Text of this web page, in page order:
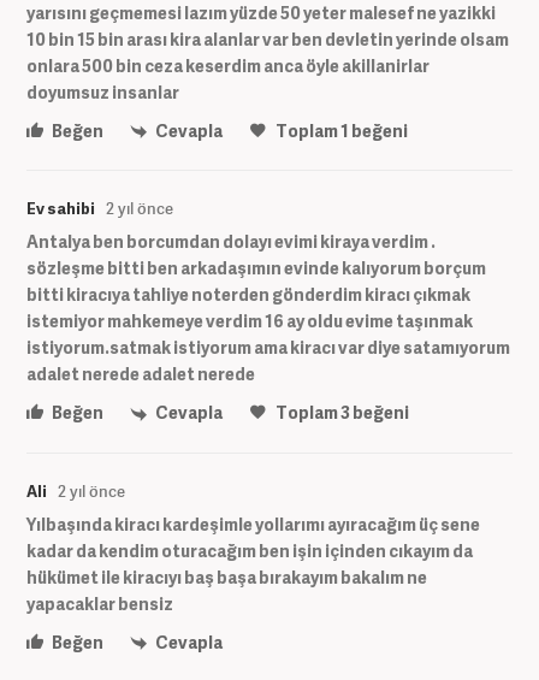
yarısını geçmemesi lazım yüzde 50 yeter malesef ne yazikki
10 bin 15 bin arası kira alanlar var ben devletin yerinde olsam
onlara 500 bin ceza keserdim anca öyle akillanirlar
doyumsuz insanlar
Beğen
Cevapla Toplam1 beğeni
Ev sahibi 2 yıl önce
Antalya ben borcumdan dolayı evimi kiraya verdim .
sözleşme bitti ben arkadaşımın evinde kalıyorum borçum
bitti kiracıya tahliye noterden gönderdim kiracı çıkmak
istemiyor mahkemeye verdim 16 ay oldu evime taşınmak
istiyorum.satmak istiyorum ama kiracı var diye satamıyorum
adalet nerede adalet nerede
Beğen
Cevapla Toplam3beğeni
Ali 2 yıl önce
Yılbaşında kiracı kardeşimle yollarımı ayıracağım üç sene
kadar da kendim oturacağım ben işin içinden cıkayım da
hükümet ile kiracıyı baş başa bırakayım bakalım ne
yapacaklar bensiz
Beğen
Cevapla